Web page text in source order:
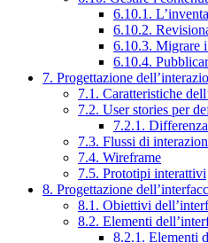
6.10.1.
6.10.2.
6.10.3. Migrare
6.10.4.
7. Progettazione
7.1. Caratteristiche
7.2. User stories per
7.2.1.
7.3. Flussi di
7.4. Wireframe
7.5. Prototipi interattivi
8. Progettazione
8.1. Obiettivi
8.2. Elementi
8.2.1. Elementi